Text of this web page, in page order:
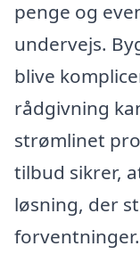
penge og
undervejs.
blive
rådgivning
strømlinet
tilbud sikrer,
løsning, der
forventninger.